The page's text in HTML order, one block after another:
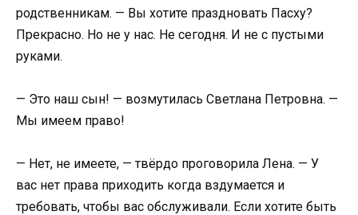
родственникам. — Вы хотите праздновать Пасху?
Прекрасно. Но не у нас. Не сегодня. И не с пустыми
руками.
— Это наш сын! — возмутилась Светлана Петровна. —
Мы имеем право!
— Нет, не имеете, — твёрдо проговорила Лена. — У
вас нет права приходить когда вздумается и
требовать, чтобы вас обслуживали. Если хотите быть